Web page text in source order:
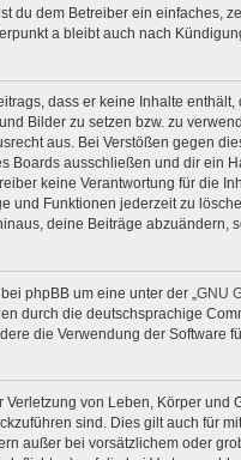
du dem Betreiber ein einfaches,
a bleibt auch nach
dass er keine Inhalte
Bilder zu setzen bzw. zu
aus. Bei Verstößen gegen
Boards ausschließen und dir ein
keine Verantwortung für die
und Funktionen jederzeit zu
deine Beiträge
phpBB um eine unter der „ GNU
durch die deutschsprachige
die Verwendung der Software
Verletzung von Leben, Körper
sind. Dies gilt auch für
außer bei vorsätzlichem oder